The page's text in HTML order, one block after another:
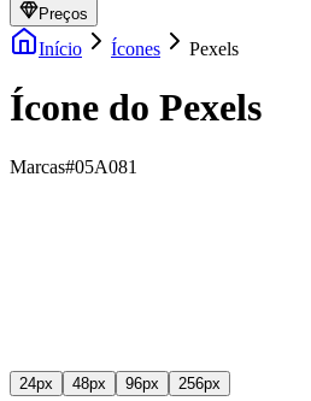
Preços
Início Ícones Pexels
Ícone do Pexels
Marcas#05A081
24px 48px 96px 256px